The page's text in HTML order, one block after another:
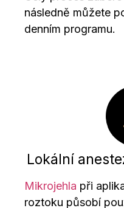
následně můžete
denním programu.
Lokální
Mikrojehla při
roztoku působí